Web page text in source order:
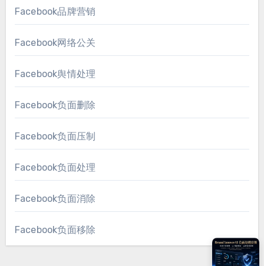
Facebook品牌营销
Facebook网络公关
Facebook舆情处理
Facebook负面删除
Facebook负面压制
Facebook负面处理
Facebook负面消除
Facebook负面移除